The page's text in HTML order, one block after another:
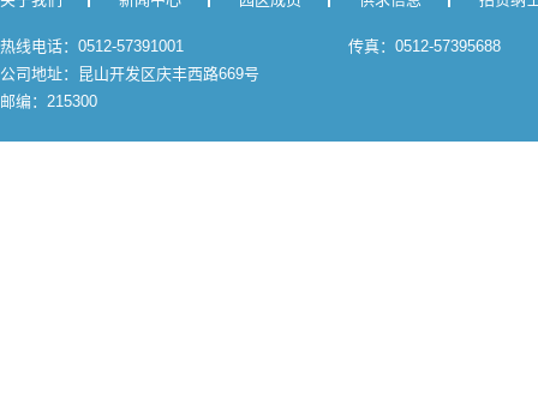
热线电话：0512-57391001
传真：0512-57395688
公司地址：昆山开发区庆丰西路669号
邮编：215300